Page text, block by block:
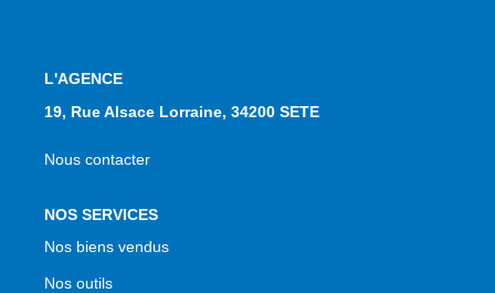
L'AGENCE
19, Rue Alsace Lorraine, 34200 SETE
Nous contacter
NOS SERVICES
Nos biens vendus
Nos outils